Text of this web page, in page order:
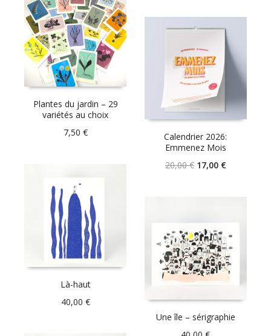
Plantes du jardin – 29
variétés au choix
7,50 €
Calendrier 2026:
Emmenez Mois
20,00€ Le
17,00 €Le
Là-haut
40,00 €
Une île – sérigraphie